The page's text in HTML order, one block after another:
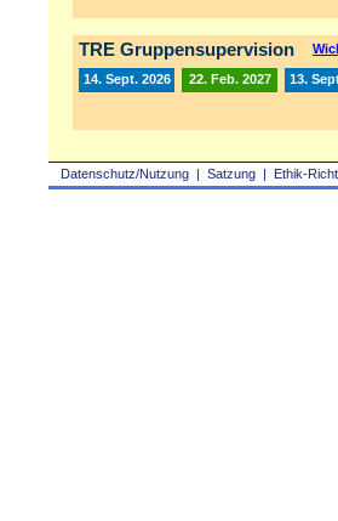
Datenschutz/Nutzung | Satzung | Ethik-
TRE Gruppensupervision
14. Sept. 2026 22. Feb. 2027 13.